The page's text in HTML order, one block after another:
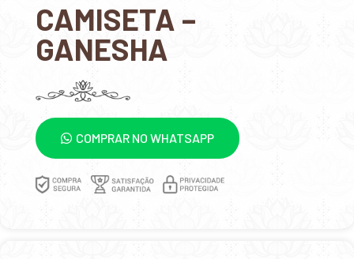
CAMISETA –
GANESHA
COMPRAR NO WHATSAPP